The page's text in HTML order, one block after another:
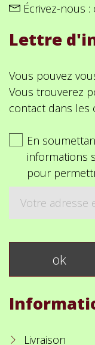
Écrivez-nous :
Lettre
Vous pouvez
Vous trouverez
contact dans les
En
informations
pour
Livraison